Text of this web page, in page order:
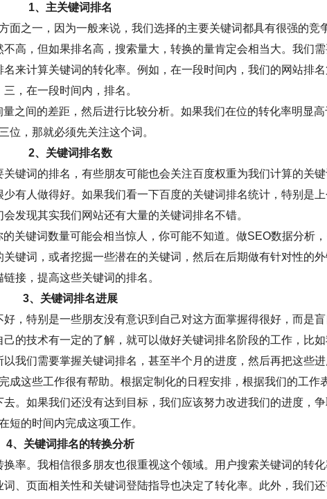
1、主关键词排名
面之一，因为一般来说，我们选择的主要关键词都具有很强的竞
高，但如果排名高，搜索量大，转换的量肯定会相当大。我们
来计算关键词的转化率。例如，在一段时间内，我们的网站排
三，在一段时间内，排名。
之间的差距，然后进行比较分析。如果我们在位的转化率明显高
位，那就必须先关注这个词。
2、关键词排名数
键词的排名，有些朋友可能也会关注百度权重为我们计算的关键
有人做得好。如果我们看一下百度的关键词排名统计，特别是上
发现其实我们网站还有大量的关键词排名不错。
关键词数量可能会相当惊人，你可能不知道。做SEO数据分析
键词，或者挖掘一些潜在的关键词，然后在后期做有针对性的
链接，提高这些关键词的排名。
3、关键词排名进展
，特别是一些朋友没有意识到自己对这方面掌握得很好，而是盲
的技术有一定的了解，就可以做好关键词排名阶段的工作，比
我们需要掌握关键词排名，甚至半个月的进度，然后再把这些
成这些工作很有帮助。根据定制化的日程安排，根据我们的工作
。如果我们还没有达到目标，我们应该努力改进我们的进度，争
短的时间内完成这项工作。
4、关键词排名的转换分析
率。我相信很多朋友也很重视这个领域。用户搜索关键词的转
、页面相关性和关键词登陆指导也决定了转化率。此外，我们还